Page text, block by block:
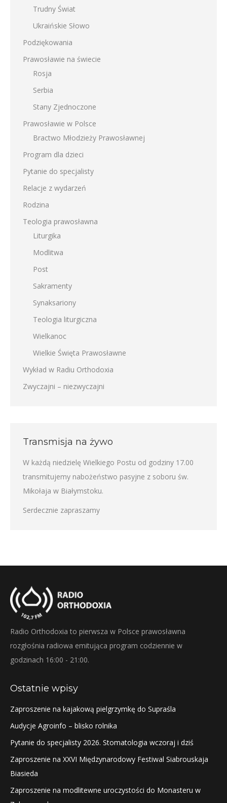
Trudny Świat
Ukraińskie Słowo
Podziękowania
Prawosławie na świecie
Rosja
Serbia
Stany Zjednoczone
Prawosławie w Polsce
Bractwo Młodzieży Prawosławnej
Program dla dzieci
Pytanie do specjalisty
Relacje z wydarzeń
Rodzina
Teologia prawosławna
Liturgika
Modlitwa
Post
Sakramenty
Synaksariony
Teologia liturgiczna
Wielkanoc
Wielkie Święta Prawosławne
Wykład w Radiu Orthodoxia
Zwyczajni – niezwyczajni
Transmisja na żywo
W każdą niedzielę Wielkiego Postu od godziny 17.00
transmitujemy nabożeństwo pasyjne z soboru św.
Mikołaja w Białymstoku.
Serdecznie zapraszamy
Radio Orthodoxia to pierwsza w Polsce prawosławna
rozgłośnia radiowa emitująca program codziennie w
godzinach 16:00 - 21:00.
Ostatnie wpisy
Zaproszenie na kajakową pielgrzymkę do Supraśla
Audycje Agroinfo – blisko rolnika
Pytanie do specjalisty 2026. Stomatologia wczoraj i dziś
Zaproszenie na XXVI Międzynarodowy Festiwal Siabrouskaja
Biasieda
Zaproszenie na modlitewne uroczystości do Monasteru w